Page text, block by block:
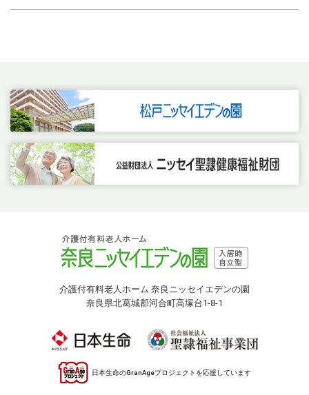
介護付有料老人ホーム 奈良ニッセイエデンの園
奈良県北葛城郡河合町高塚台1-8-1
日本生命のGranAgeプロジェクトを応援しています